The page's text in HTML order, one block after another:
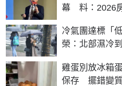
幕 料：2026
冷氣團達標「
榮：北部濕冷
雞蛋別放冰箱
保存 擺錯變